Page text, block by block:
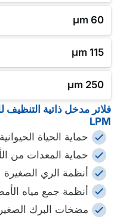
60 μm
115 μm
250 μm
30
RF100S
RF100S
RF100S
LPM
حماية الحياة
حماية المعدات من
أنظمة الري الصغيرة
أنظمة جمع مياه
مضخات البرك